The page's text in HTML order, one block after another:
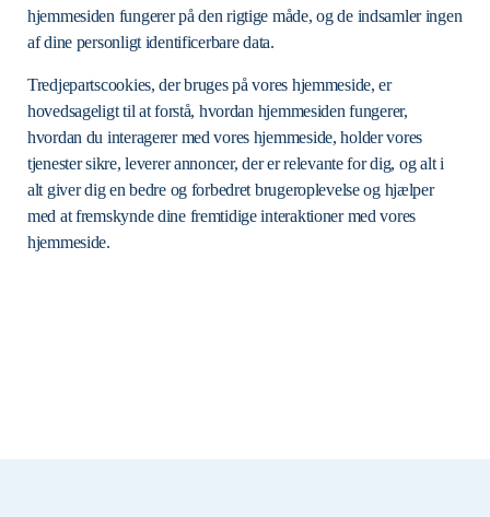
hjemmesiden fungerer på den rigtige måde, og de indsamler ingen
af ​​dine personligt identificerbare data.
Tredjepartscookies, der bruges på vores hjemmeside, er
hovedsageligt til at forstå, hvordan hjemmesiden fungerer,
hvordan du interagerer med vores hjemmeside, holder vores
tjenester sikre, leverer annoncer, der er relevante for dig, og alt i
alt giver dig en bedre og forbedret brugeroplevelse og hjælper
med at fremskynde dine fremtidige interaktioner med vores
hjemmeside.